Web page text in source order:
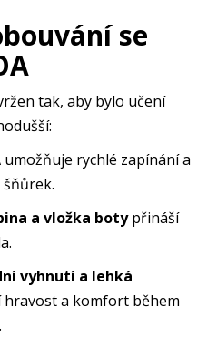
se
tak, aby bylo učení
umožňuje rychlé zapínání a
a vložka botypřináší
vyhnutí a lehká
hravost a komfort během